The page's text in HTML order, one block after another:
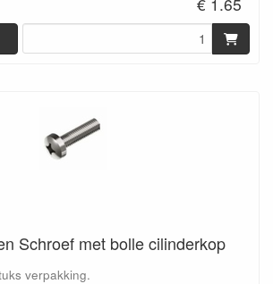
Schroef met bolle cilinderkop
verpakking.